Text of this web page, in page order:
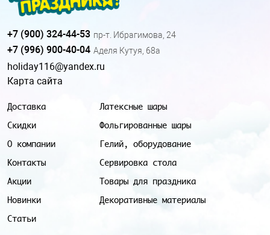
Доставка
Скидки
О компании
Контакты
Акции
Новинки
Статьи
Латексные шары
Фольгированные шары
Гелий, оборудование
Сервировка стола
Товары для праздника
Декоративные материалы
+7 (900) 324-44-53 пр-т. Ибрагимова, 24
+7 (996) 900-40-04 Аделя Кутуя, 68а
holiday116@yandex.ru
Карта сайта